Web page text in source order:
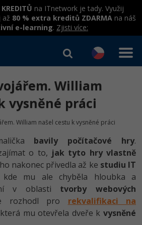
na ITnetwork je tady. Využij
až 80 % extra kreditů ZDARMAna náš
e-learning. Zjisti více:
a kurzy
práce
zdarma
v praxi
v praxi
- OOP
technologií
WWW aplikací
softwaru
-80%
William
vysněné práci
William našel cestu k vysněné práci
bavily počítačové hry.
o to, jak tyto hry vlastně
nakonec přivedla až ke studiu IT
mu ale chyběla hloubka a
v oblasti tvorby webových
rozhodl pro rekvalifikaci na
mu otevřela dveře kvysněné